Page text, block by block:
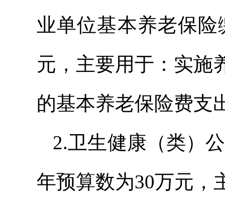
业单位基本养老保险
元，主要用于：实施
的基本养老保险费支
2.卫生健康（类）
年预算数为30万元，